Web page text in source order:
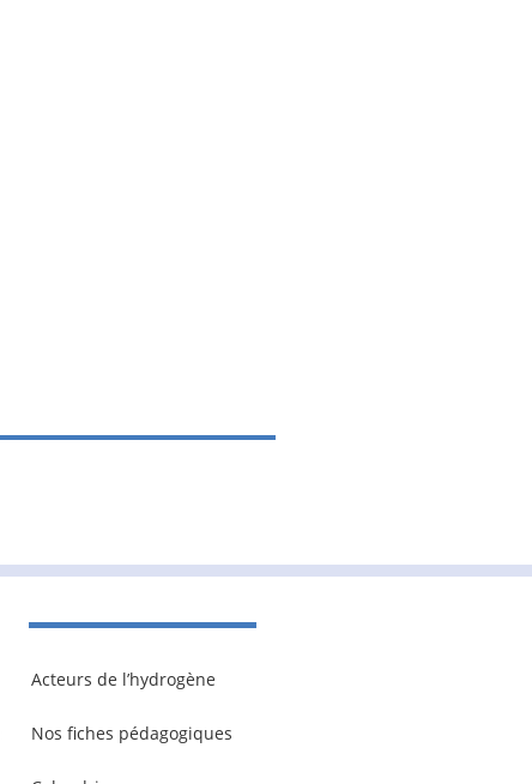
Acteurs de l’hydrogène
Nos fiches pédagogiques